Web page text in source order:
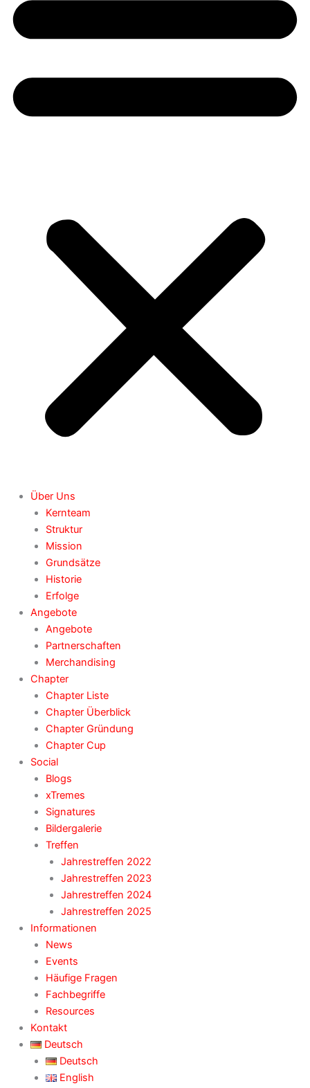
Über Uns
Kernteam
Struktur
Mission
Grundsätze
Historie
Erfolge
Angebote
Angebote
Partnerschaften
Merchandising
Chapter
Chapter Liste
Chapter Überblick
Chapter Gründung
Chapter Cup
Social
Blogs
xTremes
Signatures
Bildergalerie
Treffen
Jahrestreffen 2022
Jahrestreffen 2023
Jahrestreffen 2024
Jahrestreffen 2025
Informationen
News
Events
Häufige Fragen
Fachbegriffe
Resources
Kontakt
Deutsch
Deutsch
English